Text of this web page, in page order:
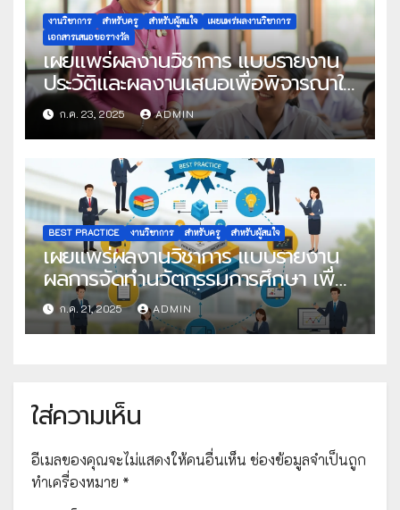
งานวิชาการ สำหรับครู สำหรับผู้สนใจ
เผยแพร่ผลงานวิชาการ
เอกสารเสนอขอรางวัล
เผยแพร่ผลงานวิชาการ แบบรายงาน
ประวัติและผลงานเสนอเพื่อพิจารณาใน
โครงการครูดีในดวงใจ ประจำปี 2568
ครั้งที่ 22
ก.ค. 23, 2025 ADMIN
BEST PRACTICE งานวิชาการ สำหรับครู สำหรับผู้สนใจ
เผยแพร่ผลงานวิชาการ แบบรายงาน
ผลการจัดทำนวัตกรรมการศึกษา เพื่อ
คัดเลือกวิธีปฏิบัติที่เป็นเลิศ
ก.ค. 21, 2025 ADMIN
ใส่ความเห็น
อีเมลของคุณจะไม่แสดงให้คนอื่นเห็น ช่องข้อมูลจำเป็นถูก
ทำเครื่องหมาย *